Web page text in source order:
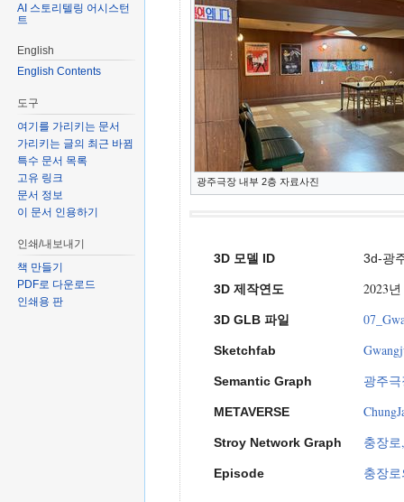
광주극장 내부 2층 자료사진
3D 모델 ID 3d-광
3D 제작연도 2023년
3D GLB 파일
Sketchfab
Semantic Graph 광주
METAVERSE
Stroy Network Graph 충장
Episode 충장
AI 스토리텔링 어시스턴
트
English
English Contents
도구
여기를 가리키는 문서
가리키는 글의 최근 바뀜
특수 문서 목록
고유 링크
문서 정보
이 문서 인용하기
인쇄/내보내기
책 만들기
PDF로 다운로드
인쇄용 판